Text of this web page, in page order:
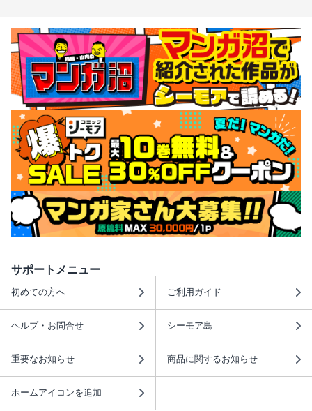
サポートメニュー
初めての方へ ご利用ガイド
ヘルプ・お問合せ シーモア島
重要なお知らせ 商品に関するお知らせ
ホームアイコンを追加